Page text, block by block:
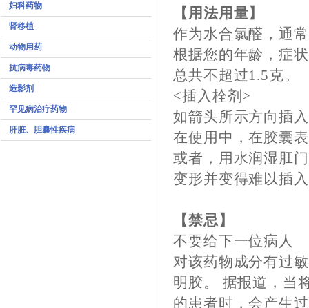
妇科药物
肾移植
动物用药
抗病毒药物
造影剂
罕见病治疗药物
肝脏、胆囊性疾病
【用法用量】
作为水合氯醛，通
根据您的年龄，症
总共不超过1.5克。
<插入栓剂>
如箭头所示方向插
在使用中，在胶囊
或者，用水润湿肛
变形并变得难以插
【禁忌】
不要给下一位病人
对该药物成分有过
明胶。 据报道，当
的患者时，会产生